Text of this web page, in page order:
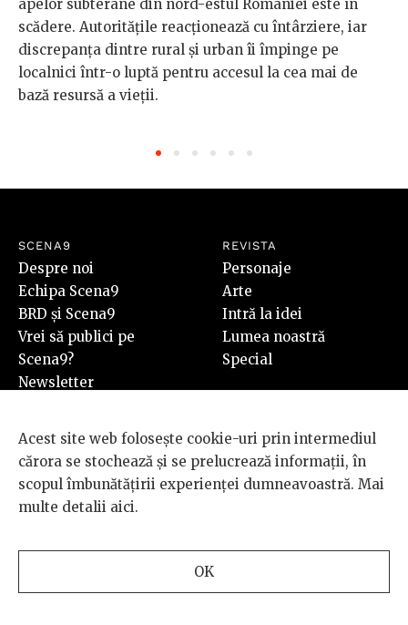
apelor subterane din nord-estul României este în
scădere. Autoritățile reacționează cu întârziere, iar
discrepanța dintre rural și urban îi împinge pe
localnici într-o luptă pentru accesul la cea mai de
bază resursă a vieții.
SCENA9
Despre noi
Echipa Scena9
BRD și Scena9
Vrei să publici pe
Scena9?
Newsletter
REVISTA
Personaje
Arte
Intră la idei
Lumea noastră
Special
Revista Scena9 #7
Cumpără
Video
Foto
Acest site web folosește cookie-uri prin intermediul
cărora se stochează și se prelucrează informații, în
scopul îmbunătățirii experienței dumneavoastră. Mai
multe detalii aici.
OK